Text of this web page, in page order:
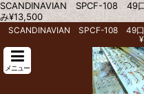
SCANDINAVIAN SPCF-108 49
み¥13,500
SCANDINAVIAN SPCF-108 49
メニュー